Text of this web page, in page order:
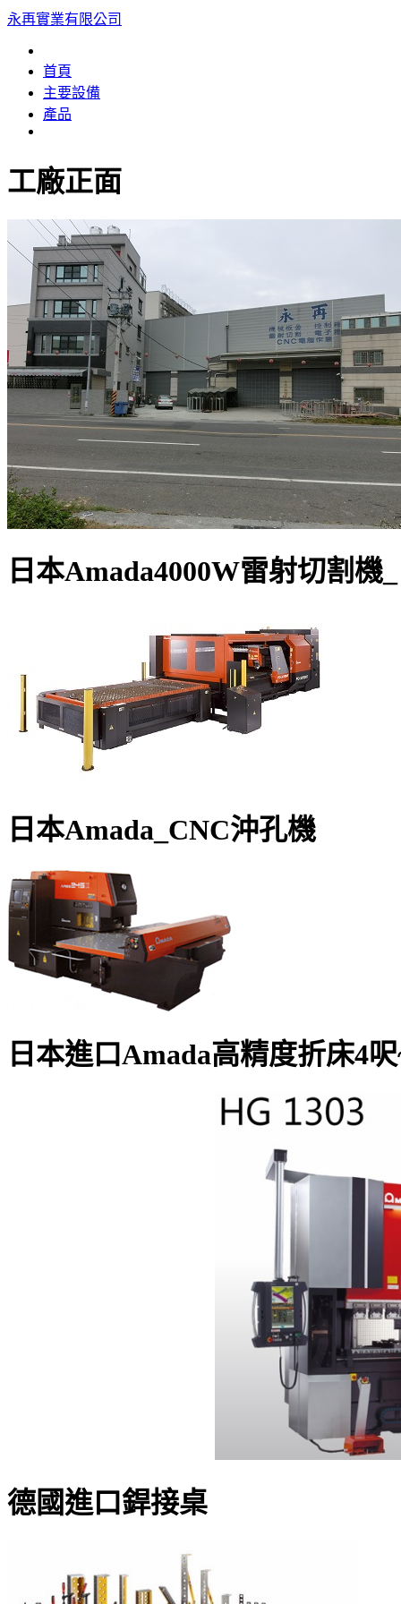
永再實業有限公司
首頁
主要設備
產品
工廠正面
日本Amada4000W雷射切割
日本Amada_CNC沖孔機
日本進口Amada高精度折床4
德國進口銲接桌